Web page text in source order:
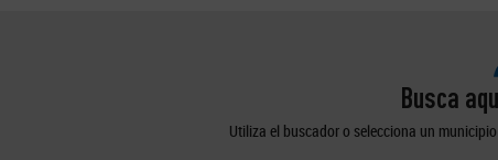
Busca
Utiliza el buscador o selecciona un